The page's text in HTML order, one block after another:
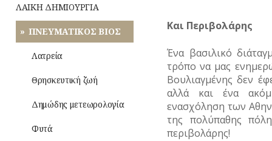
ΜΟΥΣΙΚΗ
ΟΛΥΜΠΙΑΚΟΙ
(ΟΛΥΜΠΙΣΜΟΣ)
ΡΑΔΙΟΦΩΝΟ
ΤΗΛΕΟΡΑΣΗ
ΦΩΤΟΓΡΑΦΙΑ
ΑΣΤΥΝΟΜΙΑ
ΚΑΘΗΜΕΡΙΝΗ
ΖΩΗ
ΜΙΚΡΕΣ
ΙΣΤΟΡΙΕΣ
ΝΑΡΚΩΤΙΚΑ
ΛΑΙΚΗ ΔΗΜΙΟΥΡΓΙΑ
Οίκος
–
Αυλή
Τροφές
Ποτά
Ενδυμασία
–
ΠΝΕΥΜΑΤΙΚΟΣ ΒΙΟΣ
Λατρεία
Θρησκευτική ζωή
Δημώδης μετεωρολογία
Φυτά
Και Περιβολάρης
Ένα βασιλικό
τρόπο να μας
Βουλιαγμένης δεν
αλλά και ένα
ενασχόληση των
της πολύπαθης
περιβολάρης!